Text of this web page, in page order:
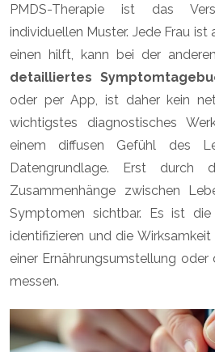
PMDS-Therapie ist das
individuellen Muster. Jede Frau ist
einen hilft, kann bei der
detailliertes
oder per App, ist daher kein
wichtigstes diagnostisches
einem diffusen Gefühl des
Datengrundlage. Erst durch
Zusammenhänge zwischen
Symptomen sichtbar. Es ist
identifizieren und die
einer Ernährungsumstellung
messen.